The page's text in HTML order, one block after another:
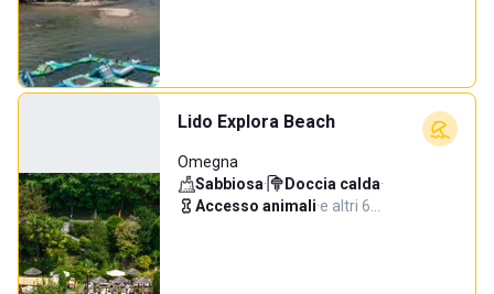
Lido Explora Beach
Omegna
Sabbiosa· Doccia calda·
Accesso animali·e altri 6…